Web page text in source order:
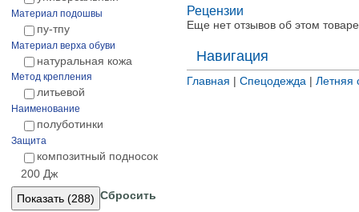
Материал подошвы
пу-тпу
Материал верха обуви
натуральная кожа
Метод крепления
литьевой
Наименование
полуботинки
Защита
композитный подносок
200 Дж
Сбросить
Рецензии
Еще нет отзывов об этом
Навигация
Главная | Спецодежда | Летняя